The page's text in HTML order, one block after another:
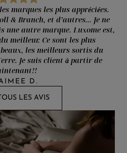
marques les plus appréciées.
& Branch, et d’autres... Je ne
une autre marque. Luxome est,
meilleur. Ce sont les plus
les meilleurs sortis du
Je suis client à partir de
D.
LES AVIS